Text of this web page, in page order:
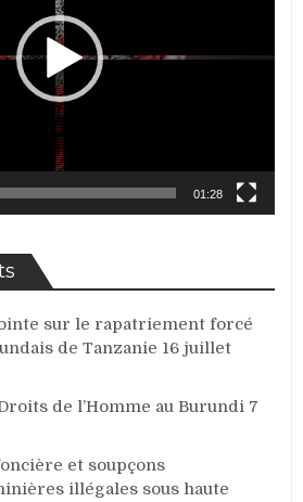
01:28
sur le rapatriement forcé
de Tanzanie 16 juillet
de l’Homme au Burundi 7
et soupçons
illégales sous haute